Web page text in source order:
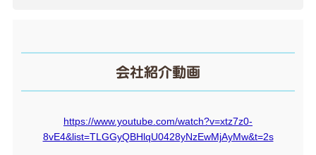
会社紹介動画
https://www.youtube.com/watch?v=xtz7z0-
8vE4&list=TLGGyQBHlqU0428yNzEwMjAyMw&t=2s